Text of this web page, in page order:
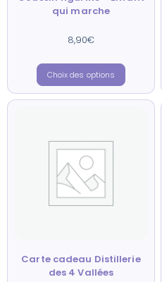
qui marche
Note
5.00
8,90€
Choix des options
Carte cadeau Distillerie
des 4 Vallées